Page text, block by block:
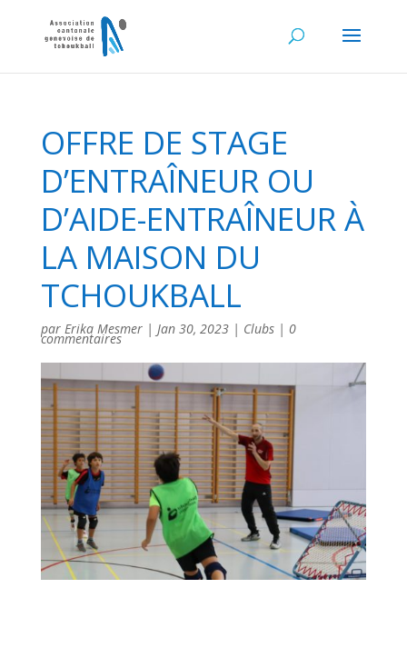
OFFRE DE STAGE
D’ENTRAÎNEUR OU
D’AIDE-ENTRAÎNEUR À
LA MAISON DU
TCHOUKBALL
par Erika Mesmer| Jan 30, 2023| Clubs| 0
commentaires